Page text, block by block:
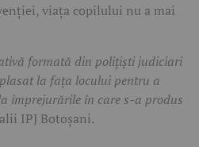
viața copilului nu a mai
formată din poliţişti judiciari
la faţa locului pentru a
împrejurările în care s-a produs
IPJ Botoșani.